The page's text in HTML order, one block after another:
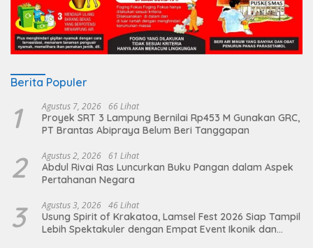
Berita Populer
1 Agustus 7, 2026 66 Lihat
Proyek SRT 3 Lampung Bernilai Rp453 M Gunakan GRC,
PT Brantas Abipraya Belum Beri Tanggapan
2 Agustus 2, 2026 61 Lihat
Abdul Rivai Ras Luncurkan Buku Pangan dalam Aspek
Pertahanan Negara
3 Agustus 3, 2026 46 Lihat
Usung Spirit of Krakatoa, Lamsel Fest 2026 Siap Tampil
Lebih Spektakuler dengan Empat Event Ikonik dan